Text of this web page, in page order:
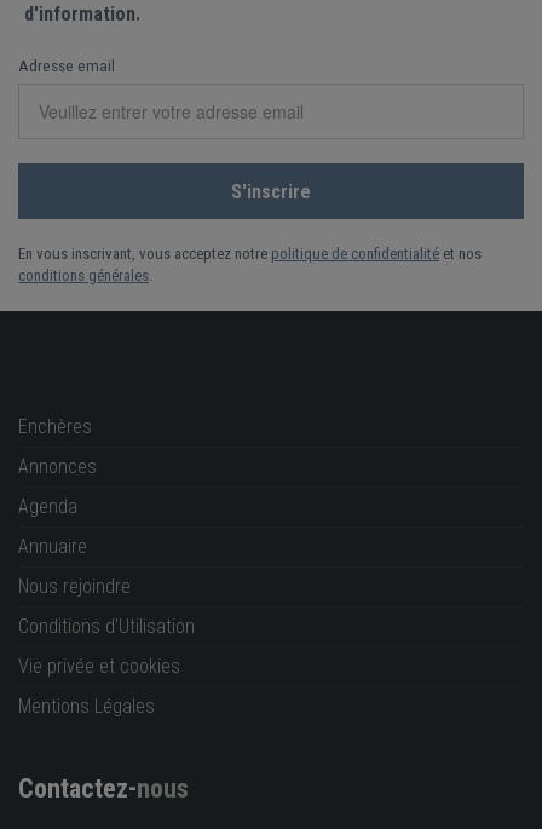
d'information.
Adresse email
En vous inscrivant, vous acceptez notre politique de confidentialité et nos
conditions générales
Enchères
Annonces
Agenda
Annuaire
Nous rejoindre
Conditions d'Utilisation
Vie privée et cookies
Mentions Légales
Contactez-nous